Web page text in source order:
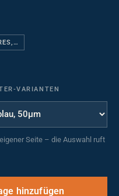
VARIANTEN
Seite – die Auswahl ruft